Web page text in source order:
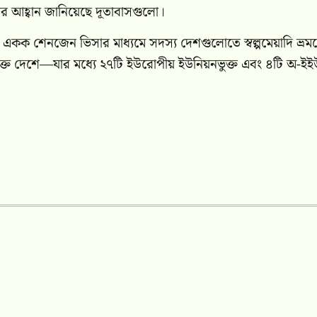
আহ্বান জানিয়েছে দূতাবাসগুলো।
শেনজেন ভিসার মাধ্যমে সদস্য দেশগুলোতে স্বল্পমেয়াদি
মধ্যে ২৭টি ইউরোপীয় ইউনিয়নভুক্ত এবং ৪টি অ-